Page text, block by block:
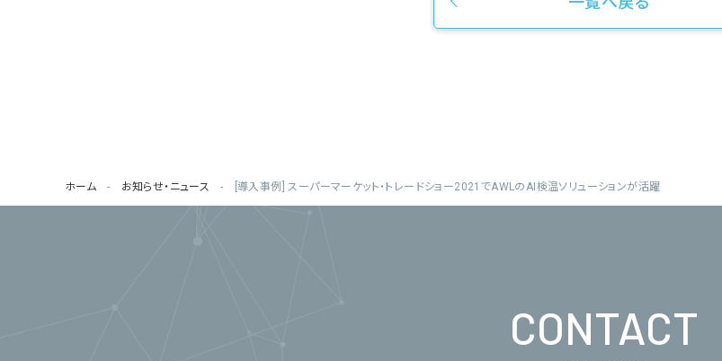
ホーム お知らせ・ニュース [導入事例] スーパーマーケット・トレードショー2021でAWLのAI検温ソリューションが活躍
CONTACT